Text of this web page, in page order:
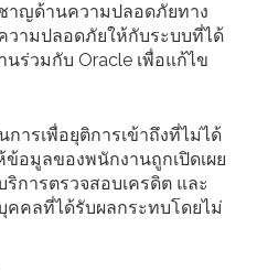
ชาญด้านความปลอดภัยทาง
วามปลอดภัยให้กับระบบที่ได้
ร่วมกับ Oracle เพื่อแก้ไข
ารเพื่อยุติการเข้าถึงที่ไม่ได้
อมูลของพนักงานถูกเปิดเผย
การตรวจสอบเครดิต และ
คคลที่ได้รับผลกระทบโดยไม่